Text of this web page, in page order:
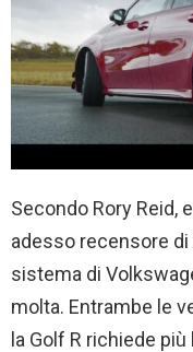
Secondo Rory Reid,
adesso recensore di
sistema di
molta. Entrambe le
la Golf R richiede più